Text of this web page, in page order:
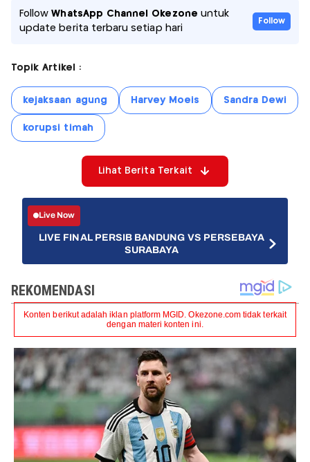
FollowWhatsApp Channel Okezone untuk
update berita terbaru setiap hari
Follow
Topik Artikel :
kejaksaan agung Harvey Moeis Sandra Dewi
korupsi timah
Lihat Berita Terkait
Live Now
LIVE FINAL PERSIB BANDUNG VS PERSEBAYA
SURABAYA